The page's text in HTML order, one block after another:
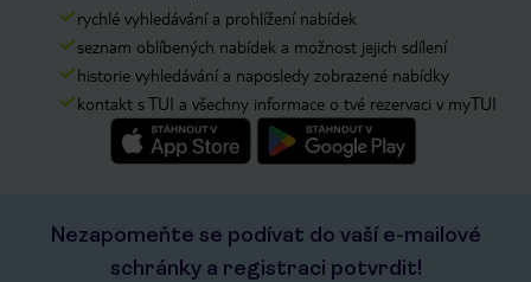
rychlé vyhledávání a prohlížení nabídek
seznam oblíbených nabídek a možnost jejich sdílení
historie vyhledávání a naposledy zobrazené nabídky
kontakt s TUI a všechny informace o tvé rezervaci v myTUI
Nezapomeňte se podívat do vaší e-mailové
schránky a registraci potvrdit!